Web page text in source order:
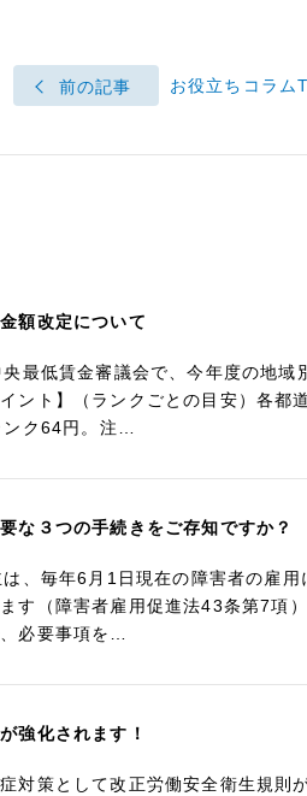
前の記事 お役立ちコラム
額改定について
最低賃金審議会で、今年度の地
ント】（ランクごとの目安）各都
ンク64円。注…
な３つの手続きをご存知ですか？
、毎年6月1日現在の障害者の雇
す（障害者雇用促進法43条第7項
必要事項を…
強化されます！
対策として改正労働安全衛生規則